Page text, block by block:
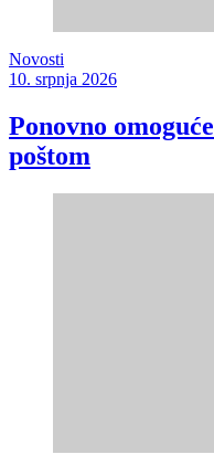
Novosti
10. srpnja 2026
Ponovno
poštom